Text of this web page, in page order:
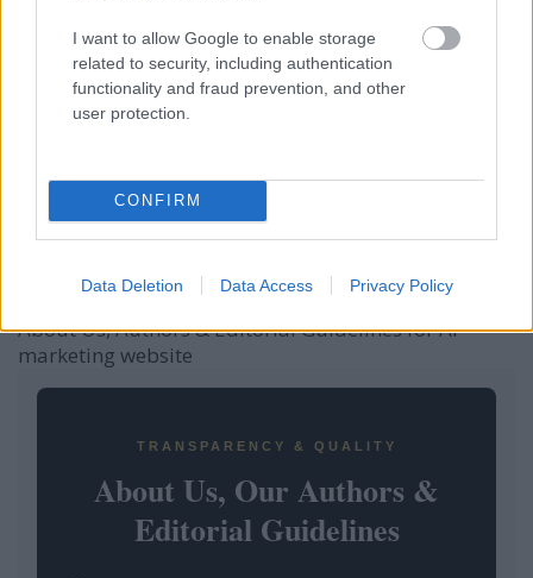
I want to allow Google to enable storage
related to security, including authentication
functionality and fraud prevention, and other
user protection.
CONFIRM
Data Deletion Data Access Privacy Policy
Guidelines
Fűtésszerelés Péter•2026. március 26.
About Us, Authors & Editorial Guidelines for AI
marketing website
TRANSPARENCY & QUALITY
About Us, Our Authors &
Editorial Guidelines